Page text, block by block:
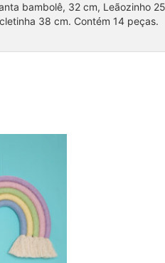
bambolê, 32 cm, Leãozinho
38 cm. Contém 14 peças.